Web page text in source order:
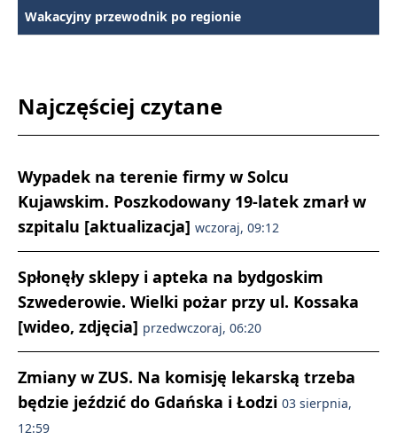
Wakacyjny przewodnik po regionie
Najczęściej czytane
Wypadek na terenie firmy w Solcu
Kujawskim. Poszkodowany 19-latek zmarł w
szpitalu [aktualizacja] wczoraj, 09:12
Spłonęły sklepy i apteka na bydgoskim
Szwederowie. Wielki pożar przy ul. Kossaka
[wideo, zdjęcia] przedwczoraj, 06:20
Zmiany w ZUS. Na komisję lekarską trzeba
będzie jeździć do Gdańska i Łodzi 03 sierpnia,
12:59